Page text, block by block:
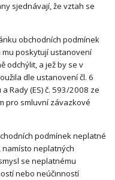
sjednávají, že vztah se
obchodních podmínek
poskytují ustanovení
odchýlit, a jež by se v
dle ustanovení čl. 6
Rady (ES) č. 593/2008 ze
pro smluvní závazkové
podmínek neplatné
neplatných
se neplatnému
nebo neúčinností